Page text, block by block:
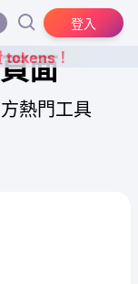
登入
tokens！
面
熱門工具